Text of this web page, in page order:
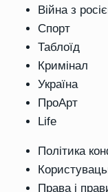
Війна з
Спорт
Таблоїд
Кримінал
Україна
ПроАрт
Life
Політика
Права і